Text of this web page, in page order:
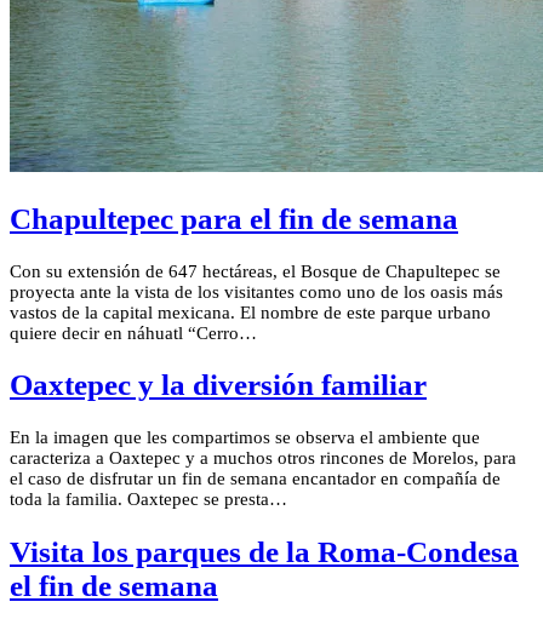
Chapultepec para el fin de semana
Con su extensión de 647 hectáreas, el Bosque de Chapultepec se
proyecta ante la vista de los visitantes como uno de los oasis más
vastos de la capital mexicana. El nombre de este parque urbano
quiere decir en náhuatl “Cerro…
Oaxtepec y la diversión familiar
En la imagen que les compartimos se observa el ambiente que
caracteriza a Oaxtepec y a muchos otros rincones de Morelos, para
el caso de disfrutar un fin de semana encantador en compañía de
toda la familia. Oaxtepec se presta…
Visita los parques de la Roma-Condesa
el fin de semana